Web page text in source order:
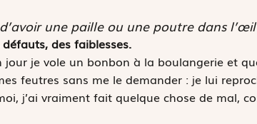
une paille ou une poutre dans
des faiblesses.
je vole un bonbon à la boulangerie et
feutres sans me le demander : je lui
j’ai vraiment fait quelque chose de mal,